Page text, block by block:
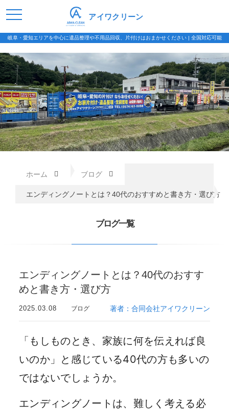
岐阜・愛知エリアを中心に遺品整理や不用品回収、片付けはおまかせください | 全国対応可能
アイワクリーン
ホーム ブログ
エンディングノートとは？40代のおすすめと書き方・選び方
ブログ一覧
エンディングノートとは？40代のおすす
めと書き方・選び方
2025.03.08 ブログ 著者：合同会社アイワクリーン
「もしものとき、家族に何を伝えれば良
いのか」と感じている40代の方も多いの
ではないでしょうか。
エンディングノートは、難しく考える必